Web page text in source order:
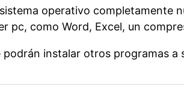
operativo completamente
pc, como Word, Excel, un
podrán instalar otros programas